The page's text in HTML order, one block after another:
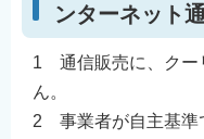
ンターネット
1 通信販売に、クー
ん。
2 事業者が自主基準